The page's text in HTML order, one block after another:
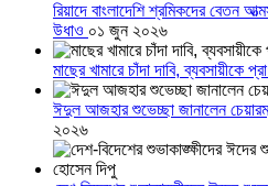
রিয়াদে বাংলাদেশি শ্রমিকদের বেতন
উধাও ০১ জুন ২০২৬
মাছের খামারে চাঁদা দাবি, ব্যবসায়ীকে
ঈদুল আজহার শুভেচ্ছা জানালেন
২০২৬